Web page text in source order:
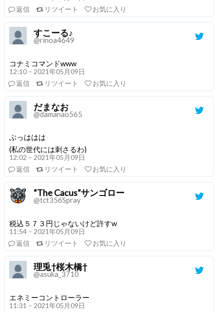
返信
リツイート お気に入り
すこーる♪
@rinoa4649
コナミコマンドwww
12:10 – 2021年05月09日
返信
リツイート お気に入り
だまなお
@damanao565
ぶっははは
(私の世代には刺さるわ)
12:02 – 2021年05月09日
返信
リツイート お気に入り
“The Cacus”サンゴロー
@tct356Spray
税込５７３円じゃないけど許すw
11:54 – 2021年05月09日
返信
リツイート お気に入り
理兎†桜木橋†
@asuka_3710
エネミーコントローラー
11:31 – 2021年05月09日